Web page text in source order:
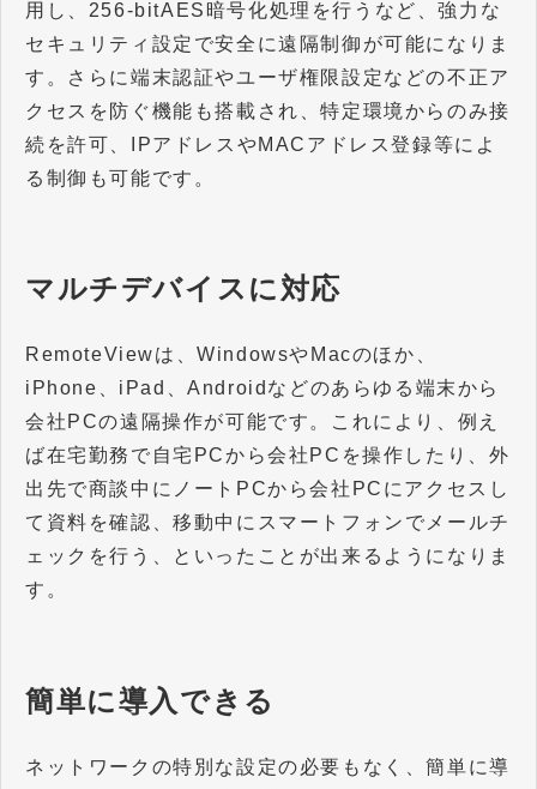
用し、256-bitAES暗号化処理を行うなど、強力な
セキュリティ設定で安全に遠隔制御が可能になりま
す。さらに端末認証やユーザ権限設定などの不正ア
クセスを防ぐ機能も搭載され、特定環境からのみ接
続を許可、IPアドレスやMACアドレス登録等によ
る制御も可能です。
マルチデバイスに対応
RemoteViewは、WindowsやMacのほか、
iPhone、iPad、Androidなどのあらゆる端末から
会社PCの遠隔操作が可能です。これにより、例え
ば在宅勤務で自宅PCから会社PCを操作したり、外
出先で商談中にノートPCから会社PCにアクセスし
て資料を確認、移動中にスマートフォンでメールチ
ェックを行う、といったことが出来るようになりま
す。
簡単に導入できる
ネットワークの特別な設定の必要もなく、簡単に導